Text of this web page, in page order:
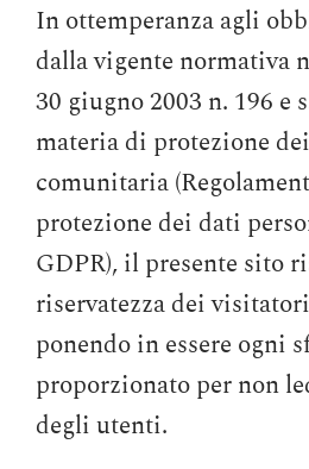
In ottemperanza agli
dalla vigente normativa
30 giugno 2003 n. 196 e
materia di protezione
comunitaria
protezione dei dati
GDPR), il presente sito
riservatezza dei
ponendo in essere ogni
proporzionato per non
degli utenti.